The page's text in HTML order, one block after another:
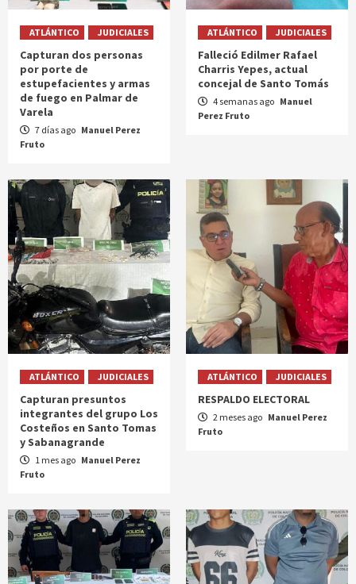
ATLÁNTICO JUDICIALES
Capturan dos personas
por porte de
estupefacientes y armas
de fuego en Palmar de
Varela
7 días ago Manuel Perez
Fruto
ATLÁNTICO JUDICIALES
Falleció Edilmer Rafael
Charris Yepes, actual
concejal de Santo Tomás
4 semanas ago Manuel
Perez Fruto
ATLÁNTICO JUDICIALES
Capturan presuntos
integrantes del grupo Los
Costeños en Santo Tomas
y Sabanagrande
1 mes ago Manuel Perez
Fruto
ATLÁNTICO JUDICIALES
RESPALDO ELECTORAL
2 meses ago Manuel Perez
Fruto